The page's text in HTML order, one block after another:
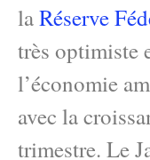
laRéserve
très optimiste
l’économie
avec la
trimestre. Le